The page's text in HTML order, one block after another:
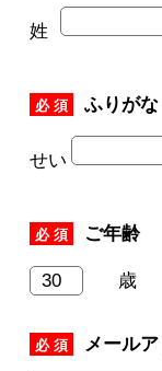
姓
必 須 ふりがな
せい
必 須 ご年齢
歳
必 須 メール